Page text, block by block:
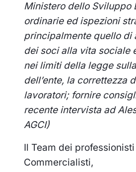
Ministero dello Sviluppo
ordinarie ed ispezioni
principalmente quello di
dei soci alla vita sociale
nei limiti della legge
dell’ente, la correttezza
lavoratori; fornire
recente intervista ad
AGCI)
Il Team dei
Commercialisti,